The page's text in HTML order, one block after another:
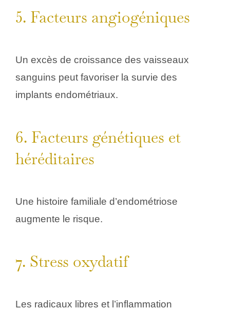
5. Facteurs angiogéniques
Un excès de croissance des vaisseaux
sanguins peut favoriser la survie des
implants endométriaux.
6. Facteurs génétiques et
héréditaires
Une histoire familiale d’endométriose
augmente le risque.
7. Stress oxydatif
Les radicaux libres et l’inflammation